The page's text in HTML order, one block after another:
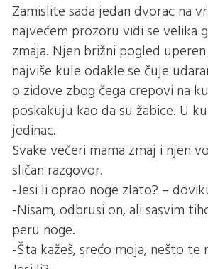
Zamislite sada jedan dvorac na
najvećem prozoru vidi se velika
zmaja. Njen brižni pogled
najviše kule odakle se čuje
o zidove zbog čega crepovi na
poskakuju kao da su žabice. U
jedinac.
Svake večeri mama zmaj i njen
sličan razgovor.
-Jesi li oprao noge zlato? –
-Nisam, odbrusi on, ali sasvim
peru noge.
-Šta kažeš, srećo moja, nešto te